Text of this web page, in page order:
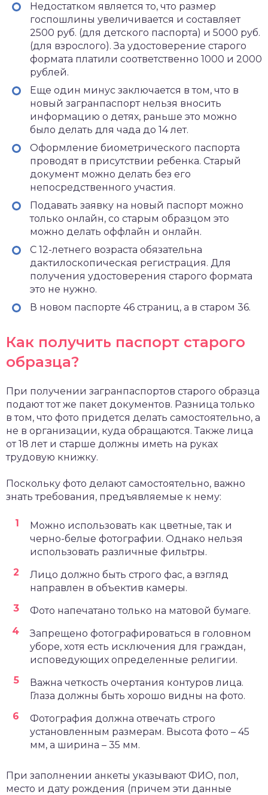
Недостатком является то, что размер
госпошлины увеличивается и составляет
2500 руб. (для детского паспорта) и 5000 руб.
(для взрослого). За удостоверение старого
формата платили соответственно 1000 и 2000
рублей.
Еще один минус заключается в том, что в
новый загранпаспорт нельзя вносить
информацию о детях, раньше это можно
было делать для чада до 14 лет.
Оформление биометрического паспорта
проводят в присутствии ребенка. Старый
документ можно делать без его
непосредственного участия.
Подавать заявку на новый паспорт можно
только онлайн, со старым образцом это
можно делать оффлайн и онлайн.
С 12-летнего возраста обязательна
дактилоскопическая регистрация. Для
получения удостоверения старого формата
это не нужно.
В новом паспорте 46 страниц, а в старом 36.
Как получить паспорт старого
образца?
При получении загранпаспортов старого образца
подают тот же пакет документов. Разница только
в том, что фото придется делать самостоятельно, а
не в организации, куда обращаются. Также лица
от 18 лет и старше должны иметь на руках
трудовую книжку.
Поскольку фото делают самостоятельно, важно
знать требования, предъявляемые к нему:
Можно использовать как цветные, так и
черно-белые фотографии. Однако нельзя
использовать различные фильтры.
Лицо должно быть строго фас, а взгляд
направлен в объектив камеры.
Фото напечатано только на матовой бумаге.
Запрещено фотографироваться в головном
уборе, хотя есть исключения для граждан,
исповедующих определенные религии.
Важна четкость очертания контуров лица.
Глаза должны быть хорошо видны на фото.
Фотография должна отвечать строго
установленным размерам. Высота фото – 45
мм, а ширина – 35 мм.
При заполнении анкеты указывают ФИО, пол,
место и дату рождения (причем эти данные